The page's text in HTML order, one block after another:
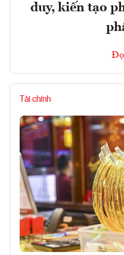
duy, kiến tạo
Tài chính